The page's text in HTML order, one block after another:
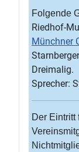
Folgende
Riedhof-
Münchner
Dreimalig.
Sprecher:
Der Eintritt